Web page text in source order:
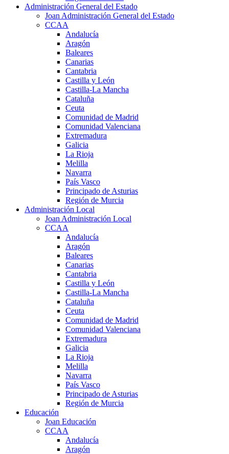
Administración General del Estado
Joan Administración General del Estado
CCAA
Andalucía
Aragón
Baleares
Canarias
Cantabria
Castilla y León
Castilla-La Mancha
Cataluña
Ceuta
Comunidad de Madrid
Comunidad Valenciana
Extremadura
Galicia
La Rioja
Melilla
Navarra
País Vasco
Principado de Asturias
Región de Murcia
Administración Local
Joan Administración Local
CCAA
Andalucía
Aragón
Baleares
Canarias
Cantabria
Castilla y León
Castilla-La Mancha
Cataluña
Ceuta
Comunidad de Madrid
Comunidad Valenciana
Extremadura
Galicia
La Rioja
Melilla
Navarra
País Vasco
Principado de Asturias
Región de Murcia
Educación
Joan Educación
CCAA
Andalucía
Aragón